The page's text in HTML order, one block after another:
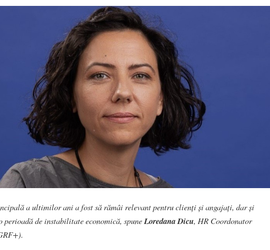
a ultimilor ani a fost să rămâi relevant pentru clienți și angajați, dar și
de instabilitate economică, spuneLoredana Dicu, HR Coordonator